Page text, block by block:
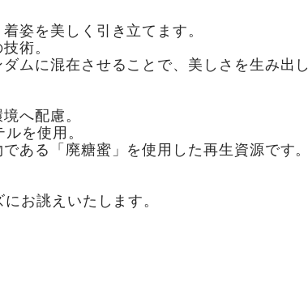
姿を美しく引き立てます。
術。
ムに混在させることで、美しさを生み出し
へ配慮。
を使用。
ある「廃糖蜜」を使用した再生資源です。
お誂えいたします。